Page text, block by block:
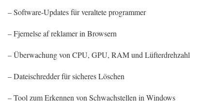
– Software-Updates für veraltete programmer
– Fjernelse af reklamer in Browsern
– Überwachung von CPU, GPU, RAM und Lüfterdrehzahl
– Dateischredder für sicheres Löschen
– Tool zum Erkennen von Schwachstellen in Windows